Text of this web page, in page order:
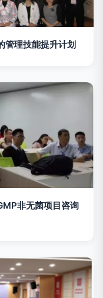
管理技能提升计划
非无菌项目咨询